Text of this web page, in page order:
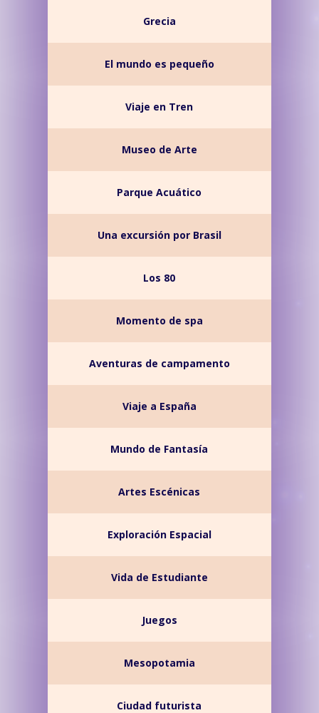
Grecia
El mundo es pequeño
Viaje en Tren
Museo de Arte
Parque Acuático
Una excursión por Brasil
Los 80
Momento de spa
Aventuras de campamento
Viaje a España
Mundo de Fantasía
Artes Escénicas
Exploración Espacial
Vida de Estudiante
Juegos
Mesopotamia
Ciudad futurista